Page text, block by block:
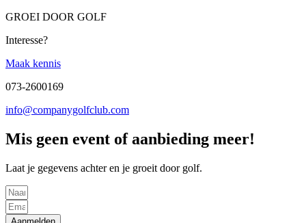
GROEI DOOR GOLF
Interesse?
Maak kennis
073-2600169
info@companygolfclub.com
Mis geen event of aanbieding meer!
Laat je gegevens achter en je groeit door golf.